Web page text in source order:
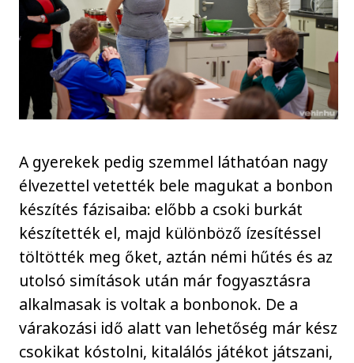
A gyerekek pedig szemmel láthatóan nagy
élvezettel vetették bele magukat a bonbon
készítés fázisaiba: előbb a csoki burkát
készítették el, majd különböző ízesítéssel
töltötték meg őket, aztán némi hűtés és az
utolsó simítások után már fogyasztásra
alkalmasak is voltak a bonbonok. De a
várakozási idő alatt van lehetőség már kész
csokikat kóstolni, kitalálós játékot játszani,